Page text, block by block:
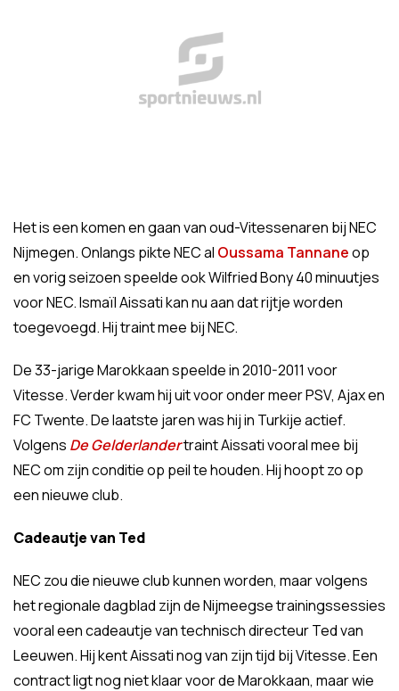
Het is een komen en gaan van oud-Vitessenaren bij NEC
Nijmegen. Onlangs pikte NEC al Oussama Tannaneop
en vorig seizoen speelde ook Wilfried Bony 40 minuutjes
voor NEC. Ismaïl Aissati kan nu aan dat rijtje worden
toegevoegd. Hij traint mee bij NEC.
De 33-jarige Marokkaan speelde in 2010-2011 voor
Vitesse. Verder kwam hij uit voor onder meer PSV, Ajax en
FC Twente. De laatste jaren was hij in Turkije actief.
Volgens De Gelderlandertraint Aissati vooral mee bij
NEC om zijn conditie op peil te houden. Hij hoopt zo op
een nieuwe club.
Cadeautje van Ted
NEC zou die nieuwe club kunnen worden, maar volgens
het regionale dagblad zijn de Nijmeegse trainingssessies
vooral een cadeautje van technisch directeur Ted van
Leeuwen. Hij kent Aissati nog van zijn tijd bij Vitesse. Een
contract ligt nog niet klaar voor de Marokkaan, maar wie